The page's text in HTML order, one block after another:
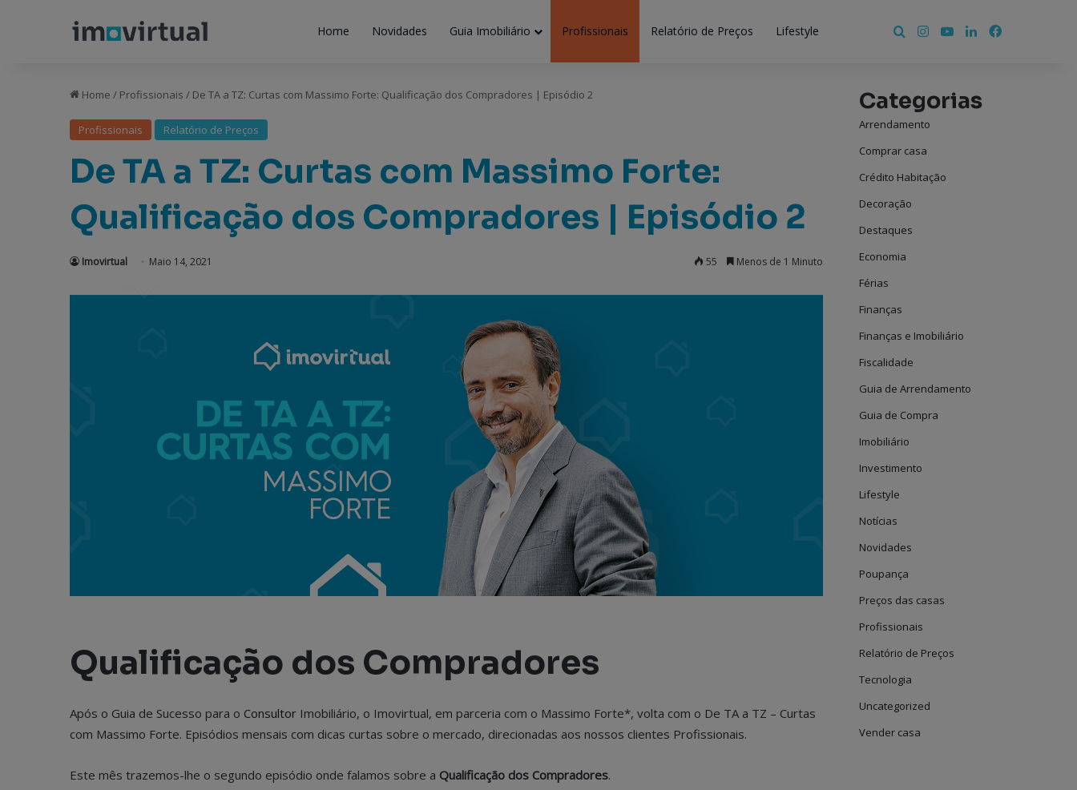
Home Novidades Guia Imobiliário Profissionais Relatório de Preços Lifestyle Pesquisar por
Instagram
YouTubeLinkedIn
Home / Profissionais / De TA a TZ: Curtas com Massimo Forte: Qualificação dos Compradores | Episódio 2
Profissionais Relatório de Preços
De TA a TZ: Curtas com Massimo Forte:
Qualificação dos Compradores | Episódio 2
Imovirtual Maio 14, 2021 55 Menos de 1 Minuto
Qualificação dos Compradores
Após o Guia de Sucesso para o Consultor Imobiliário, o Imovirtual, em parceria com o Massimo Forte*, volta com o De TA a TZ – Curtas
com Massimo Forte. Episódios mensais com dicas curtas sobre o mercado, direcionadas aos nossos clientes Profissionais.
Este mês trazemos-lhe o segundo episódio onde falamos sobre a Qualificação dos Compradores.
Categorias
Arrendamento
Comprar casa
Crédito Habitação
Decoração
Destaques
Economia
Férias
Finanças
Finanças e Imobiliário
Fiscalidade
Guia de Arrendamento
Guia de Compra
Imobiliário
Investimento
Lifestyle
Notícias
Novidades
Poupança
Preços das casas
Profissionais
Relatório de Preços
Tecnologia
Uncategorized
Vender casa